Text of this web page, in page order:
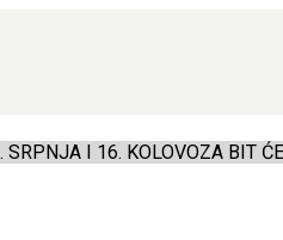
I 16. KOLOVOZA BIT